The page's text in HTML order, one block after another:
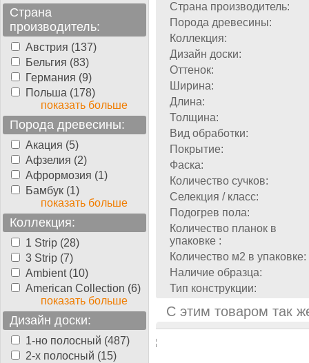
Страна
производитель:
Австрия (137)
Бельгия (83)
Германия (9)
Польша (178)
показать больше
Порода древесины:
Акация (5)
Афзелия (2)
Афрормозия (1)
Бамбук (1)
показать больше
Коллекция:
1 Strip (28)
3 Strip (7)
Ambient (10)
American Collection (6)
показать больше
Дизайн доски:
1-но полосный (487)
2-х полосный (15)
Страна производитель:
Порода древесины:
Коллекция:
Дизайн доски:
Оттенок:
Ширина:
Длина:
Толщина:
Вид обработки:
Покрытие:
Фаска:
Количество сучков:
Селекция / класс:
Подогрев пола:
Количество планок в
упаковке :
Количество м2 в упаковке:
Наличие образца:
Тип конструкции:
С этим товаром так